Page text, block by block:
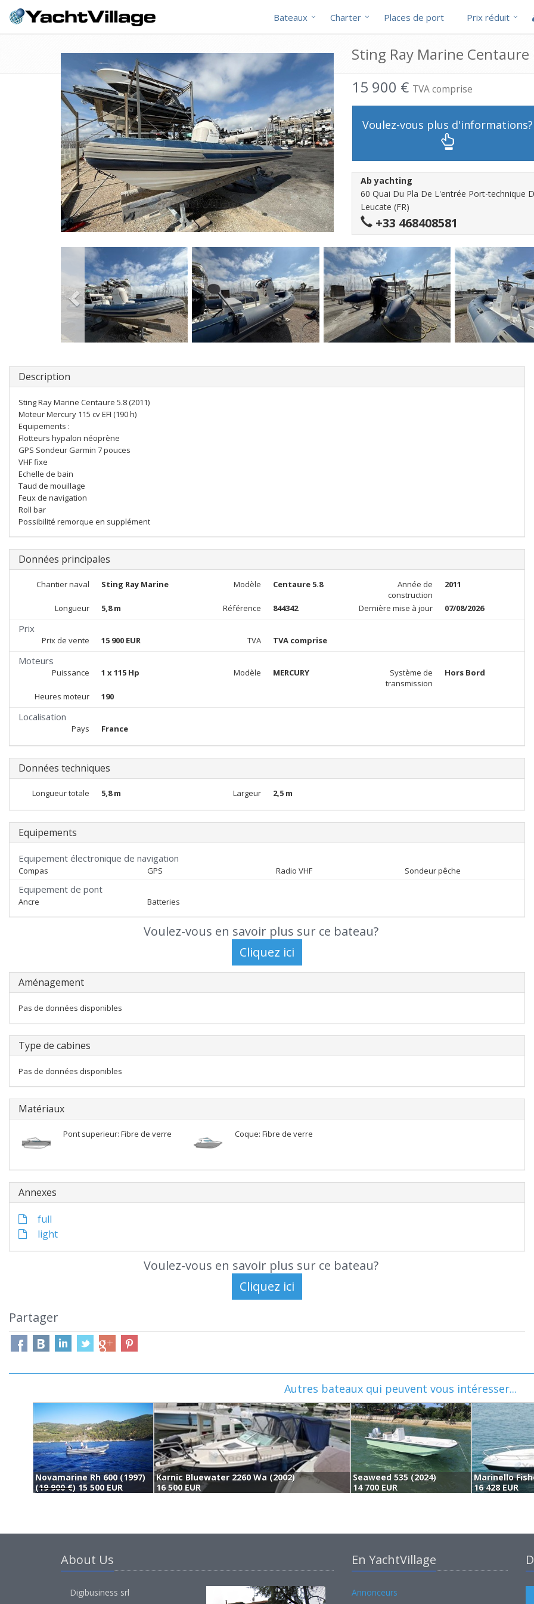
Bateaux Charter Places de port Prix réduit
Sting Ray Marine
15 900 € TVA comprise
Voulez-vous plus d'informations?
Ab yachting
60 Quai Du Pla De L'entrée Port-technique
Leucate (FR)
+33 468408581
Description
Sting Ray Marine Centaure 5.8 (2011)
Moteur Mercury 115 cv EFI (190 h)
Equipements :
Flotteurs hypalon néoprène
GPS Sondeur Garmin 7 pouces
VHF fixe
Echelle de bain
Taud de mouillage
Feux de navigation
Roll bar
Possibilité remorque en supplément
Données principales
Chantier naval Sting Ray Marine Modèle Centaure 5.8
Année de
construction
2011
Longueur 5,8 m Référence 844342 Dernière mise à jour 07/08/2026
Prix
Prix de vente 15 900 EUR TVA TVA comprise
Moteurs
Puissance 1 x 115 Hp Modèle MERCURY
Système de
transmission
Hors Bord
Heures moteur 190
Localisation
Pays France
Données techniques
Longueur totale 5,8 m Largeur 2,5 m
Equipements
Equipement électronique de navigation
Compas GPS Radio VHF Sondeur pêche
Equipement de pont
Ancre Batteries
Voulez-vous en savoir plus sur ce bateau?
Aménagement
Pas de données disponibles
Type de cabines
Pas de données disponibles
Matériaux
Pont superieur: Fibre de verre Coque: Fibre de verre
Annexes
full
light
Voulez-vous en savoir plus sur ce bateau?
Partager
Autres bateaux qui peuvent vous intéresser...
Novamarine Rh 600 (1997)
(19 900 €) 15 500 EUR
Karnic Bluewater 2260 Wa (2002)
16 500 EUR
Seaweed 535 (2024)
14 700 EUR
Marinello
16 428 EUR
About Us
Digibusiness srl
En YachtVillage
Annonceurs